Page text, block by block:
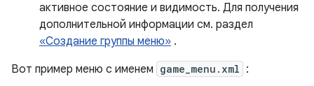
активное состояние и видимость. Для получения
дополнительной информации см. раздел
«Создание группы меню» .
Вот пример меню с именем game_menu.xml :